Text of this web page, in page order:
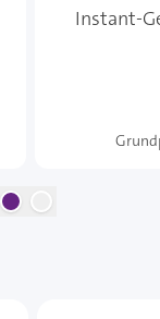
Instant-